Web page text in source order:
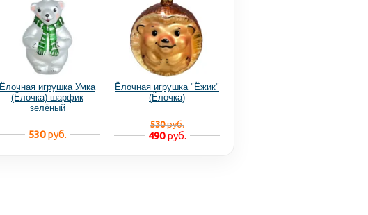
Ёлочная игрушка Умка
(Ёлочка) шарфик
зелёный
530руб.
Ёлочная игрушка "Ёжик"
(Ёлочка)
530руб.
490руб.